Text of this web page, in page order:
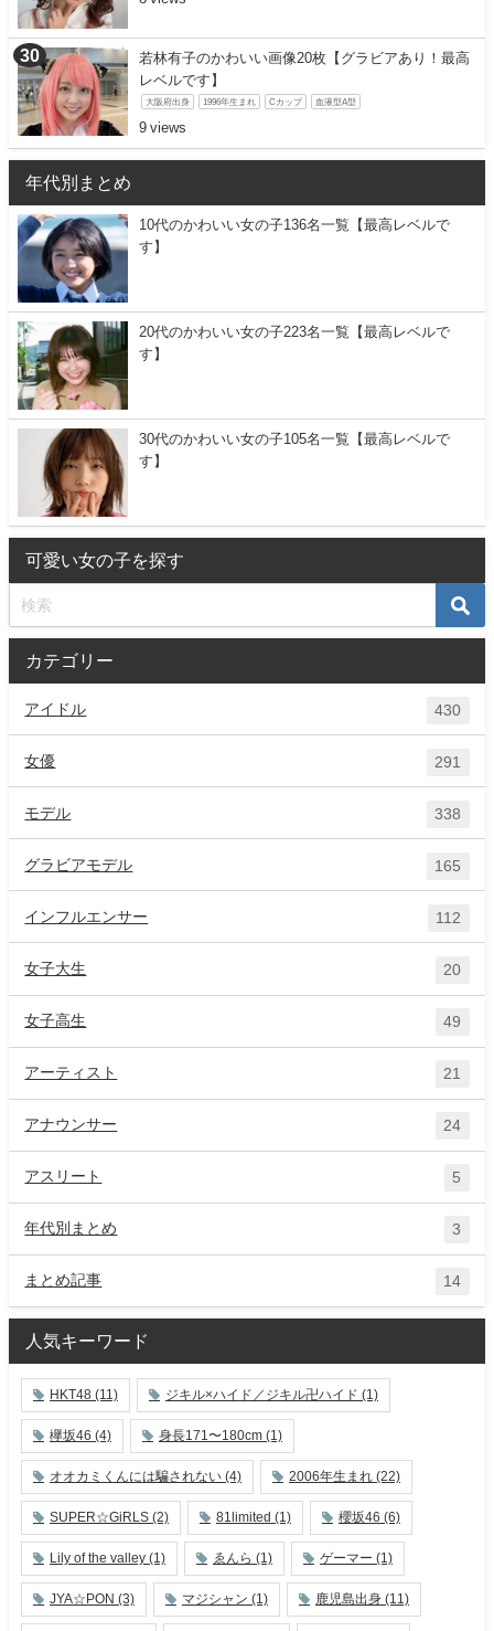
若林有子のかわいい画像20枚【グラビアあり！最高
レベルです】
大阪府出身 1996年生まれ Cカップ 血液型A型
9
年代別まとめ
10代のかわいい女の子136名一覧【最高レベルで
す】
20代のかわいい女の子223名一覧【最高レベルで
す】
30代のかわいい女の子105名一覧【最高レベルで
す】
可愛い女の子を探す
カテゴリー
アイドル 430
女優 291
モデル 338
グラビアモデル 165
インフルエンサー 112
女子大生 20
女子高生 49
アーティスト 21
アナウンサー 24
アスリート 5
年代別まとめ 3
まとめ記事 14
人気キーワード
HKT48 (11) ジキル×ハイド／ジキル卍ハイド (1)
欅坂46 (4) 身長171〜180cm (1)
オオカミくんには騙されない (4) 2006年生まれ (22)
SUPER☆GiRLS (2) 81limited (1) 櫻坂46 (6)
Lily of the valley (1) ゑんら (1) ゲーマー (1)
JYA☆PON (3) マジシャン (1) 鹿児島出身 (11)